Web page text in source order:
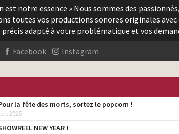
est notre essence » Nous sommes des
toutes vos productions sonores originales
précis adapté à votre problématique et vos
Facebook Instagram
la fête des morts, sortez le popcorn !
2025
NEW YEAR !